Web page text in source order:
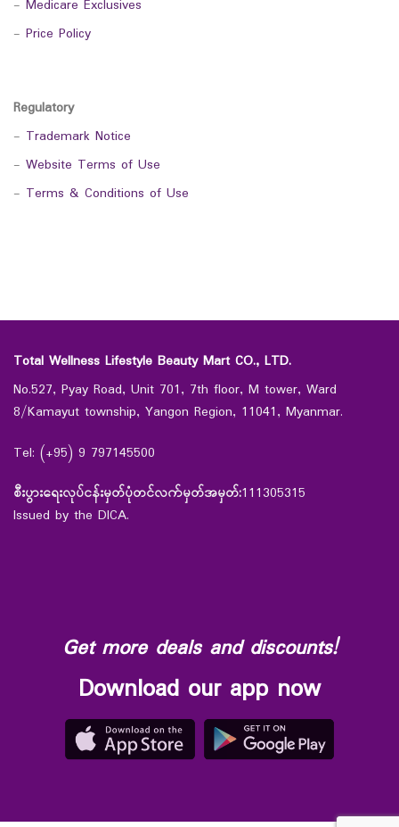
- Medicare Exclusives
- Price Policy
Regulatory
- Trademark Notice
- Website Terms of Use
- Terms & Conditions of Use
Total Wellness Lifestyle Beauty Mart CO., LTD.
No.527, Pyay Road, Unit 701, 7th floor, M tower, Ward
8/Kamayut township, Yangon Region, 11041, Myanmar.
Tel: (+95) 9 797145500
စီးပွားရေးလုပ်ငန်းမှတ်ပုံတင်လက်မှတ်အမှတ်:111305315
Issued by the DICA.
Get more deals and discounts!
Download our app now